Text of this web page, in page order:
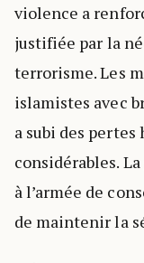
violence a
justifiée par la
terrorisme. Les
islamistes avec
a subi des
considérables.
à l’armée de
de maintenir la